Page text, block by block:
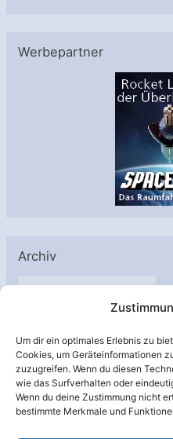
Um dir ein optimales Erlebnis zu
Cookies, um Geräteinformationen
zuzugreifen. Wenn du diesen
wie das Surfverhalten oder
Wenn du deine Zustimmung nicht
bestimmte Merkmale und
Werbepartner
Archiv
A
h
i
v
Unterstützt von: